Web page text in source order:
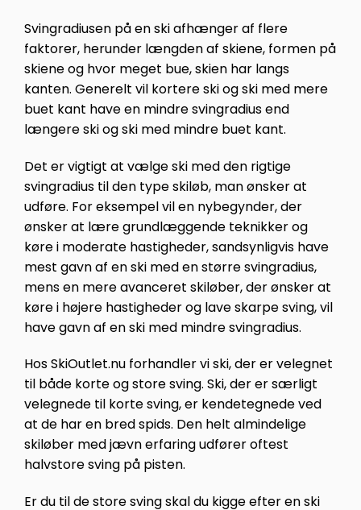
Svingradiusen på en ski afhænger af flere
faktorer, herunder længden af skiene, formen på
skiene og hvor meget bue, skien har langs
kanten. Generelt vil kortere ski og ski med mere
buet kant have en mindre svingradius end
længere ski og ski med mindre buet kant.
Det er vigtigt at vælge ski med den rigtige
svingradius til den type skiløb, man ønsker at
udføre. For eksempel vil en nybegynder, der
ønsker at lære grundlæggende teknikker og
køre i moderate hastigheder, sandsynligvis have
mest gavn af en ski med en større svingradius,
mens en mere avanceret skiløber, der ønsker at
køre i højere hastigheder og lave skarpe sving, vil
have gavn af en ski med mindre svingradius.
Hos SkiOutlet.nu forhandler vi ski, der er velegnet
til både korte og store sving. Ski, der er særligt
velegnede til korte sving, er kendetegnede ved
at de har en bred spids. Den helt almindelige
skiløber med jævn erfaring udfører oftest
halvstore sving på pisten.
Er du til de store sving skal du kigge efter en ski